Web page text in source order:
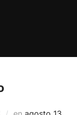
Publicado